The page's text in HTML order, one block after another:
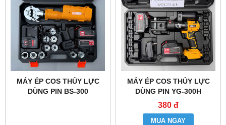
MÁY ÉP COS THỦY LỰC
DÙNG PIN BS-300
MÁY ÉP COS THỦY LỰC
DÙNG PIN YG-300H
380 đ
MUA NGAY